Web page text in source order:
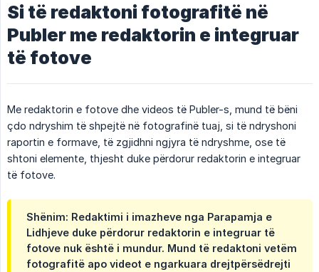
Si të redaktoni fotografitë në
Publer me redaktorin e integruar
të fotove
Me redaktorin e fotove dhe videos të Publer-s, mund të bëni
çdo ndryshim të shpejtë në fotografinë tuaj, si të ndryshoni
raportin e formave, të zgjidhni ngjyra të ndryshme, ose të
shtoni elemente, thjesht duke përdorur redaktorin e integruar
të fotove.
Shënim: Redaktimi i imazheve nga Parapamja e
Lidhjeve duke përdorur redaktorin e integruar të
fotove nuk është i mundur. Mund të redaktoni vetëm
fotografitë apo videot e ngarkuara drejtpërsëdrejti